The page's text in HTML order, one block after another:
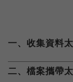
一、收集資料
二、檔案攜帶